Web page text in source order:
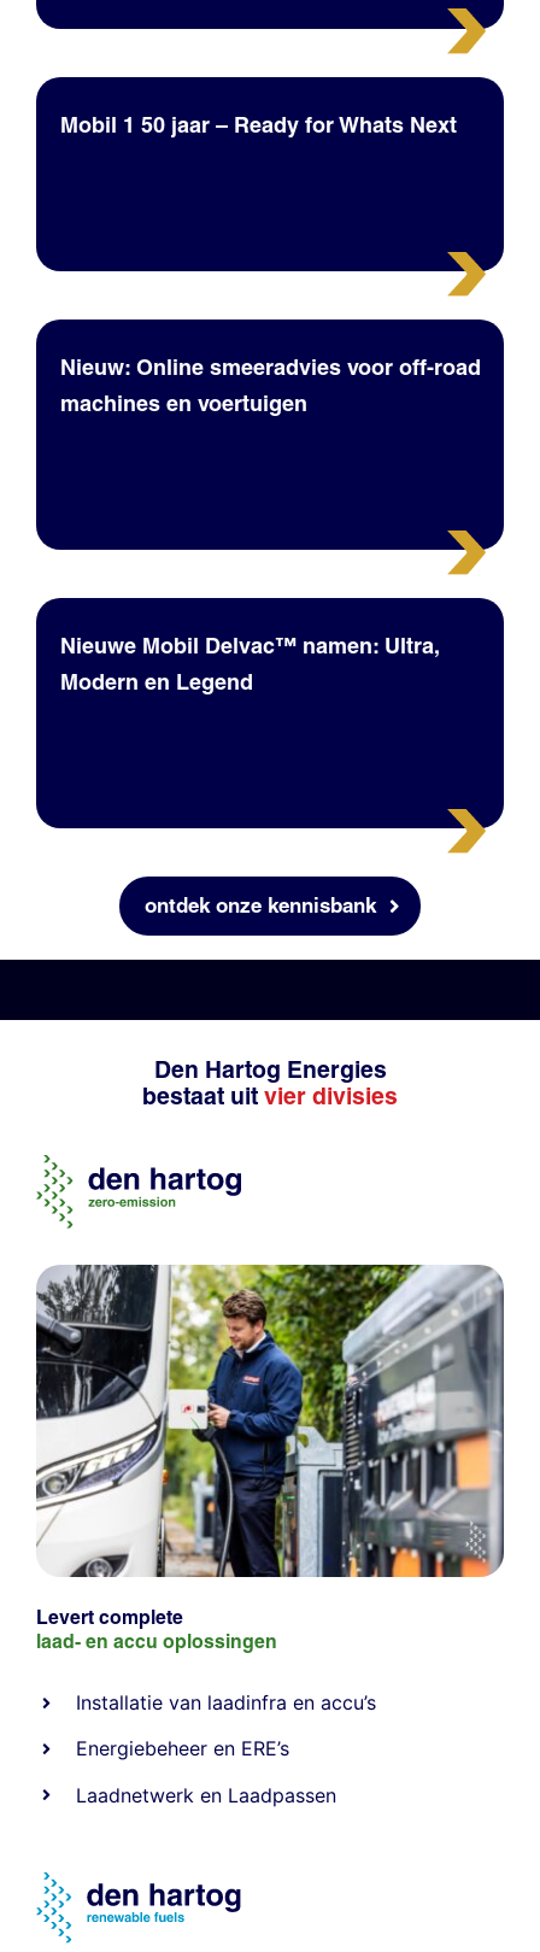
Mobil 1 50 jaar – Ready for Whats Next
Nieuw: Online smeeradvies voor off-road
machines en voertuigen
Nieuwe Mobil Delvac™ namen: Ultra,
Modern en Legend
ontdek onze kennisbank
Den Hartog Energies
bestaat uit vier divisies
Levert complete
laad- en accu oplossingen
Installatie van laadinfra en accu’s
Energiebeheer en ERE’s
Laadnetwerk en Laadpassen